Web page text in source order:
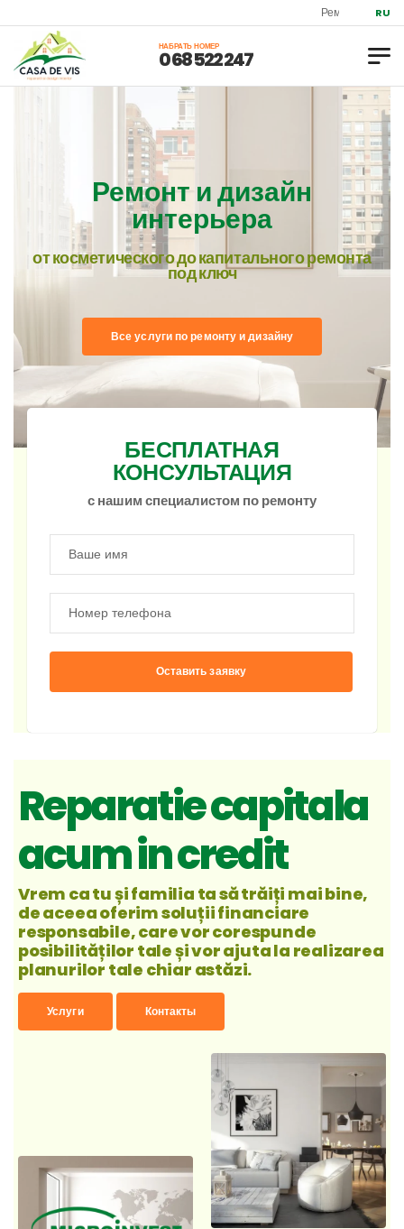
Ремонт и дизайнRU
НАБРАТЬ НОМЕР
0 68 522 247
Ремонт и дизайн
интерьера
от косметического до капитального ремонта
под ключ
Все услуги по ремонту и дизайну
БЕСПЛАТНАЯ
КОНСУЛЬТАЦИЯ
с нашим специалистом по ремонту
Оставить заявку
Reparatie capitala
acum in credit
Vrem ca tu și familia ta să trăiți mai bine,
de aceea oferim soluții financiare
responsabile, care vor corespunde
posibilităților tale și vor ajuta la realizarea
planurilor tale chiar astăzi.
Услуги Контакты